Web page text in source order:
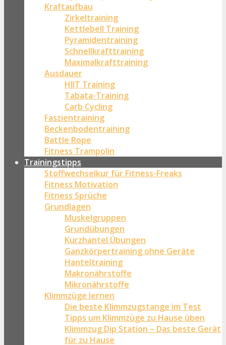
Kraftaufbau
Zirkeltraining
Kettlebell Training
Pyramidentraining
Schnellkrafttraining
Maximalkrafttraining
Ausdauer
HIIT Training
Tabata-Training
Carb Cycling
Faszientraining
Beckenbodentraining
Battle Rope
Fitness Trampolin
Trainingstipps
Stoffwechselkur für Fitness-Freaks
Fitness Motivation
Fitness Sprüche
Grundlagen
Muskelgruppen
Grundübungen
Kurzhantel Übungen
Ganzkörpertraining ohne Geräte
Hanteltraining
Makronährstoffe
Mikronährstoffe
Klimmzüge lernen
Die beste Klimmzugstange im Test
Tipps um Klimmzüge zu Hause üben
Klimmzug Dip Station – Das beste Gerät
für zu Hause